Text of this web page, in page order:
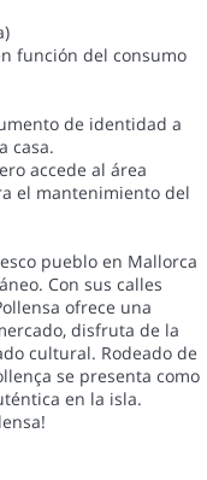
función del consumo
de identidad a
casa.
accede al área
el mantenimiento del
pueblo en Mallorca
Con sus calles
ofrece una
disfruta de la
cultural. Rodeado de
se presenta como
en la isla.